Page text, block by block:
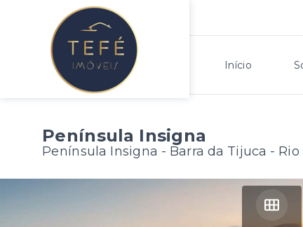
Início
Península Insigna
Península Insigna - Barra da Tijuca -